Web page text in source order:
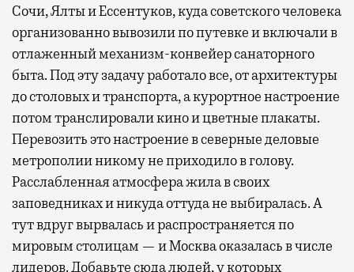
Сочи, Ялты и Ессентуков, куда советского человека
организованно вывозили по путевке и включали в
отлаженный механизм-конвейер санаторного
быта. Под эту задачу работало все, от архитектуры
до столовых и транспорта, а курортное настроение
потом транслировали кино и цветные плакаты.
Перевозить это настроение в северные деловые
метрополии никому не приходило в голову.
Расслабленная атмосфера жила в своих
заповедниках и никуда оттуда не выбиралась. А
тут вдруг вырвалась и распространяется по
мировым столицам — и Москва оказалась в числе
лидеров. Добавьте сюда людей, у которых